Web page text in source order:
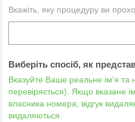
Вкажіть, яку процедуру ви
Виберіть спосіб, як
Вказуйте Ваше реальне ім'я
перевіряється). Якщо вказане
власника номера, відгук
видаляються.